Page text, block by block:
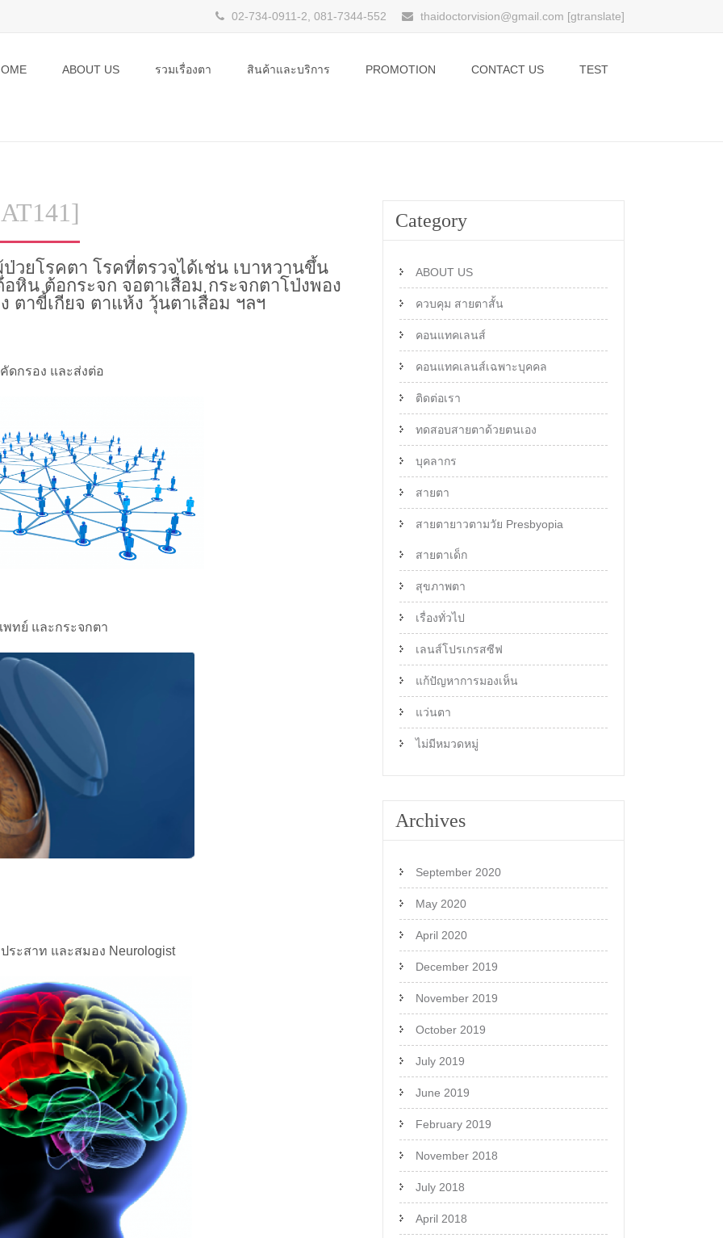
02-734-0911-2, 081-7344-552 thaidoctorvision@gmail.com [gtranslate]
ABOUT US รวมเรื่องตา สินค้าและบริการ PROMOTION CONTACT US TEST
วยโรคตา โรคที่ตรวจได้เช่น เบาหวานขึ้น
น ต้อกระจก จอตาเสื่อม กระจกตาโป่งพอง
ง ตาขี้เกียจ ตาแห้ง วุ้นตาเสื่อม ฯลฯ
ดกรอง และส่งต่อ
ทย์ และกระจกตา
ระสาท และสมอง Neurologist
Category
ABOUT US
ควบคุม สายตาสั้น
คอนแทคเลนส์
คอนแทคเลนส์เฉพาะบุคคล
ติดต่อเรา
ทดสอบสายตาด้วยตนเอง
บุคลากร
สายตา
สายตายาวตามวัย Presbyopia
สายตาเด็ก
สุขภาพตา
เรื่องทั่วไป
เลนส์โปรเกรสซีฟ
แก้ปัญหาการมองเห็น
แว่นตา
ไม่มีหมวดหมู่
Archives
September 2020
May 2020
April 2020
December 2019
November 2019
October 2019
July 2019
June 2019
February 2019
November 2018
July 2018
April 2018